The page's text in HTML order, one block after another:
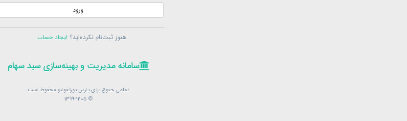
ورود
هنوز ثبت‌نام نکرده‌اید؟ ایجاد حساب
سامانه مدیریت و بهینه‌سازی سبد سهام
تمامی حقوق برای پارس پورتفولیو محفوظ است
© 1399-1405
ثبت‌نام
در حال حاضر عضو هستید؟فرم ورود
سامانه مدیریت و بهینه‌سازی سبد سهام
تمامی حقوق برای پارس پورتفولیو محفوظ است
© 1399-1405
سامانه مدیریت و بهینه‌سازی سبد سهام
تمامی حقوق برای پارس پورتفولیو محفوظ است